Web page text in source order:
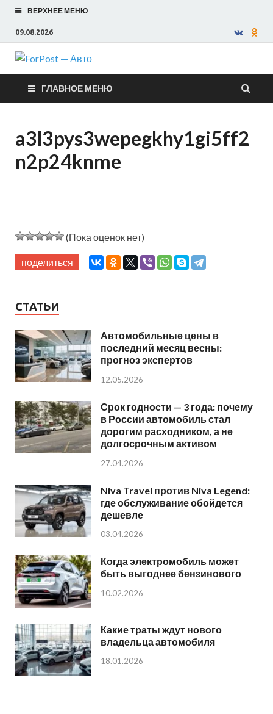
ВЕРХНЕЕ МЕНЮ
09.08.2026
ForPost —
Авто
ГЛАВНОЕ МЕНЮ
a3l3pys3wepegkhy1gi5ff2
n2p24knme
(Пока оценок нет)
поделиться
СТАТЬИ
Автомобильные цены в
последний месяц весны:
прогноз экспертов
12.05.2026
Срок годности — 3 года: почему
в России автомобиль стал
дорогим расходником, а не
долгосрочным активом
27.04.2026
Niva Travel против Niva Legend:
где обслуживание обойдется
дешевле
03.04.2026
Когда электромобиль может
быть выгоднее бензинового
10.02.2026
Какие траты ждут нового
владельца автомобиля
18.01.2026